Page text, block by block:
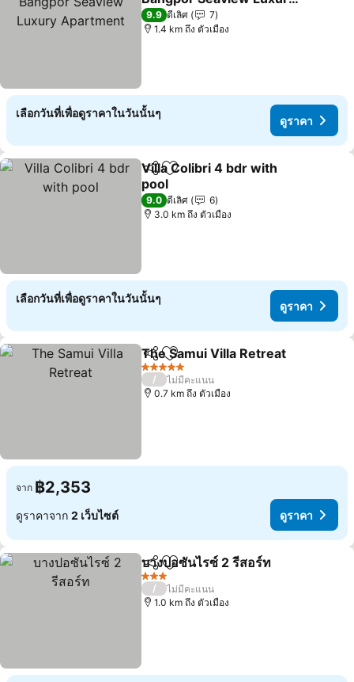
Apartment
ดูราคา
9.9 ดีเลิศ
7
1.4 km ถึง ตัวเมือง
เลือกวันที่เพื่อดูราคาในวันนั้นๆ
ดูราคา
แชร์ เพิ่มในรายการโปรด
Villa Colibri 4 bdr with
pool
ดูราคา
9.0 ดีเลิศ
6
3.0 km ถึง ตัวเมือง
เลือกวันที่เพื่อดูราคาในวันนั้นๆ
ดูราคา
แชร์ เพิ่มในรายการโปรด
The Samui Villa Retreat
5 ดาว
/
ไม่มีคะแนน
0.7 km ถึง ตัวเมือง
จาก ฿2,353
ดูราคาจาก 2 เว็บไซต์ ดูราคา
แชร์ เพิ่มในรายการโปรด
บางปอซันไรซ์ 2 รีสอร์ท
3 ดาว
/
ไม่มีคะแนน
1.0 km ถึง ตัวเมือง